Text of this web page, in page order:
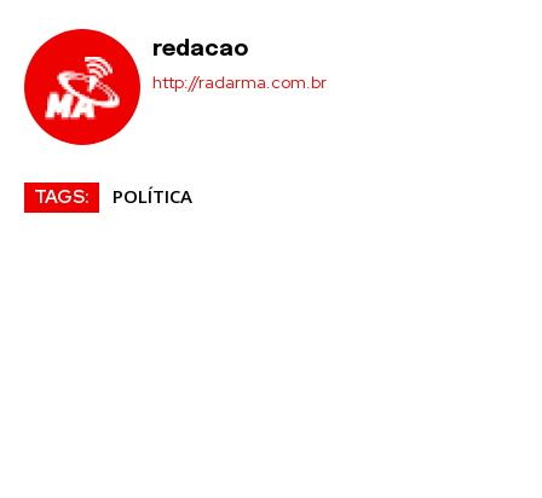
redacao
http://radarma.com.br
TAGS: POLÍTICA